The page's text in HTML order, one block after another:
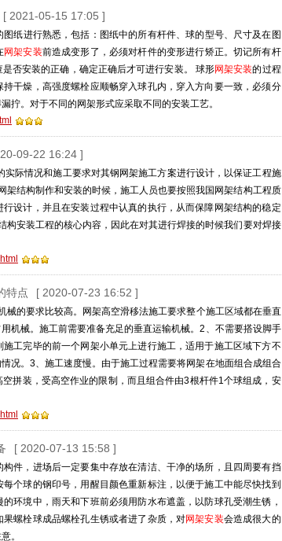
[ 2021-05-15 17:05 ]
纸进行熟悉，包括：图纸中的所有杆件、球的型号、尺寸及在图
网架安装前造成变形了，必须对杆件的变形进行矫正。切记所有杆
否安装的正确，确定正确后才可进行安装。 球形网架安装的过程
干燥，高强度螺栓应顺畅穿入球孔内，穿入方向要一致，必须分
拧。对于不同的网架形式应采取不同的安装工艺。
09-22 16:24 ]
实际情况和施工要求对其钢网架施工方案进行设计，以保证工程施
结构制作和安装的时候，施工人员也要按照我国网架结构工程质
设计，并且在安装过程中认真的执行，从而保障网架结构的稳定
安装工程的核心内容，因此在对其进行焊接的时候我们要对焊接
特点 [ 2020-07-23 16:52 ]
械的要求比较高。网架高空滑移法施工要求整个施工区域都在垂直
机械。施工前需要准备充足的垂直运输机械。2、不需要搭设脚手
工完毕的前一个网架小单元上进行施工，适用于施工区域下方不
况。3、施工速度慢。由于施工过程需要将网架在地面组合成组合
拼装，受高空作业的限制，而且组合件由3根杆件1个球组成，安
[ 2020-07-13 15:58 ]
件，进场后一定要集中存放在清洁、干净的场所，且四周要有挡
个球的钢印号，用醒目颜色重新标注，以便于施工中能尽快找到
环境中，雨天和下班前必须用防水布遮盖，以防球孔受潮生锈，
螺栓球成品螺栓孔生锈或者进了杂质，对网架安装会造成很大的
。